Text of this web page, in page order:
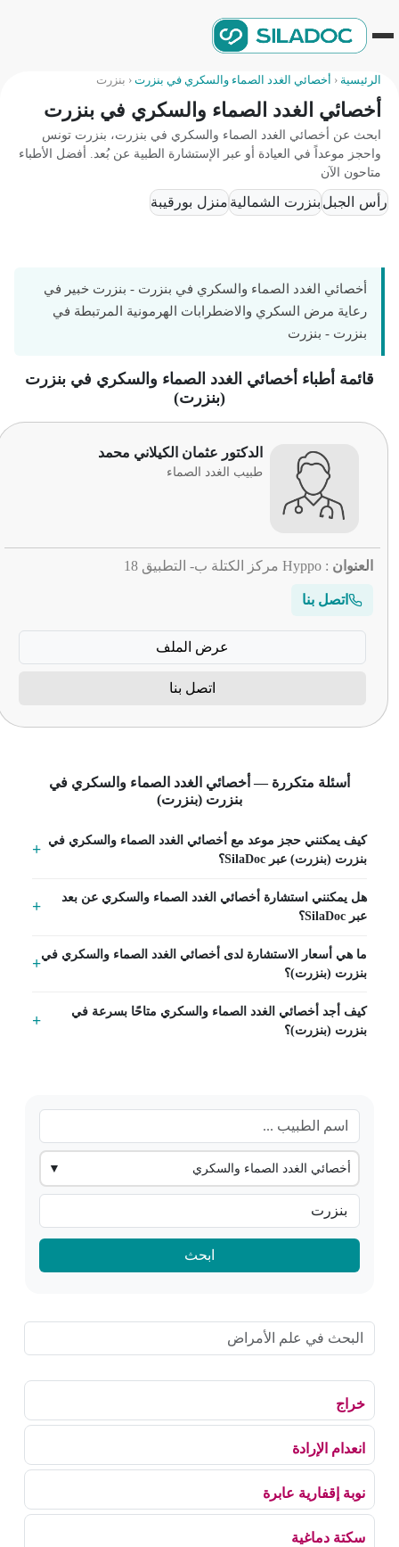
الرئيسية‹أخصائي الغدد الصماء والسكري في بنزرت ‹بنزرت
أخصائي الغدد الصماء والسكري في بنزرت
ابحث عن أخصائي الغدد الصماء والسكري في بنزرت، بنزرت تونس
واحجز موعداً في العيادة أو عبر الإستشارة الطبية عن بُعد. أفضل الأطباء
متاحون الآن
رأس الجبلبنزرت الشماليةمنزل بورقيبة
أخصائي الغدد الصماء والسكري
ابحث
خراج
انعدام الإرادة
نوبة إقفارية عابرة
سكتة دماغية
أخصائي الغدد الصماء والسكري في بنزرت - بنزرت خبير في
رعاية مرض السكري والاضطرابات الهرمونية المرتبطة في
بنزرت - بنزرت
قائمة أطباء أخصائي الغدد الصماء والسكري في بنزرت
(بنزرت)
الدكتور عثمان الكيلاني محمد
طبيب الغدد الصماء
العنوان : Hyppo مركز الكتلة ب- التطبيق 18
اتصل بنا
عرض الملف
اتصل بنا
أسئلة متكررة — أخصائي الغدد الصماء والسكري في
بنزرت (بنزرت)
كيف يمكنني حجز موعد مع أخصائي الغدد الصماء والسكري في
بنزرت (بنزرت) عبر SilaDoc؟
هل يمكنني استشارة أخصائي الغدد الصماء والسكري عن بعد
عبر SilaDoc؟
ما هي أسعار الاستشارة لدى أخصائي الغدد الصماء والسكري في
بنزرت (بنزرت)؟
كيف أجد أخصائي الغدد الصماء والسكري متاحًا بسرعة في
بنزرت (بنزرت)؟